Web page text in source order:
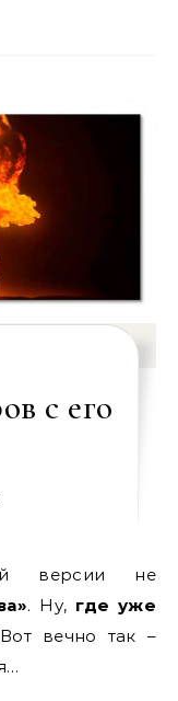
с его
версии не
. Ну, где уже
вечно так –